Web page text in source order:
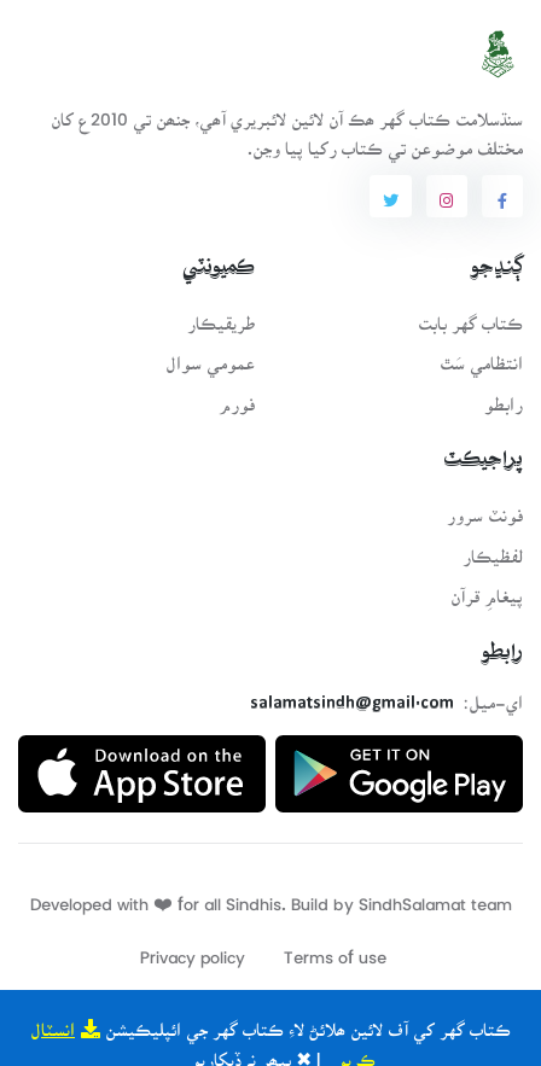
ڪتاب گهر کي آف لائين ھلائڻ لاءِ ڪتاب گهر جي ائپليڪيشن انسٽال
| ✖ ٻيھر نہ ڏيکاريو
سنڌسلامت ڪتاب گهر ھڪ آن لائين لائبريري آھي، جنھن تي 2010ع کان
مختلف موضوعن تي ڪتاب رکيا پيا وڃن.
ڳنڍجو
ڪتاب گهر بابت
انتظامي سَٿ
رابطو
ڪميونٽي
طريقيڪار
عمومي سوال
فورم
پراجيڪٽ
فونٽ سرور
لفظيڪار
پيغامِ قرآن
رابطو
اي-ميل:
salamatsindh@gmail.com
Developed with ❤️ for all Sindhis. Build by SindhSalamat
Terms of use
Privacy policy